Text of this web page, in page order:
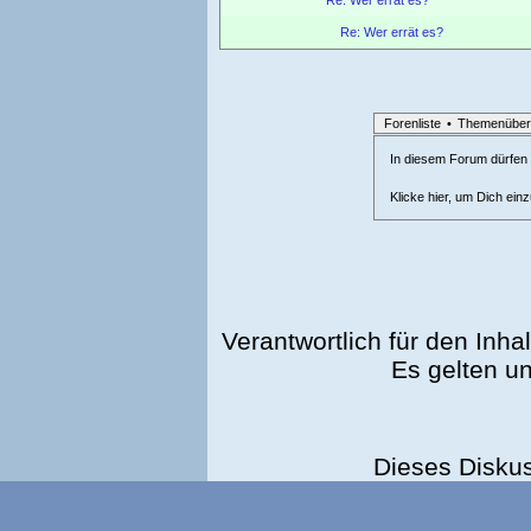
Re: Wer errät es?
Forenliste •
In diesem Forum
Klicke hier, um Dich
Verantwortlich für den
Es gelten
Dieses